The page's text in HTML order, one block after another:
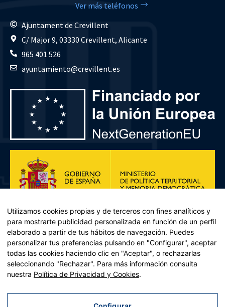
Ver más teléfonos
Ajuntament de Crevillent
C/ Major 9, 03330 Crevillent, Alicante
965 401 526
ayuntamiento@crevillent.es
Plan de Recuperación, Transformación y Resiliencia – Financiado por
Recuperación y resiliencia, establecido por el Reglamento (UE)
2021/241 del Parlamento Europeo y del Consejo, de 12 de febrero
Utilizamos cookies propias y de terceros con fines analíticos y
para mostrarte publicidad personalizada en función de un perfil
elaborado a partir de tus hábitos de navegación. Puedes
personalizar tus preferencias pulsando en "Configurar", aceptar
todas las cookies haciendo clic en "Aceptar", o rechazarlas
seleccionando "Rechazar". Para más información consulta
nuestra Política de Privacidad y Cookies.